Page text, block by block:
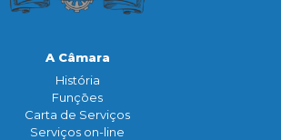
A Câmara
História
Funçōes
Carta de Serviços
Serviços on-line